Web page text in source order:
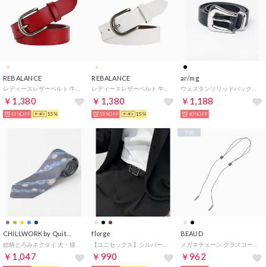
REBALANCE
￥1,380
53%OFF 15%
REBALANCE
￥1,380
53%OFF 15%
ar/mg
￥1,188
60%OFF
CHILLWORK by Quit Running
￥1,047
florge
￥990
BEAUD
￥962
予約